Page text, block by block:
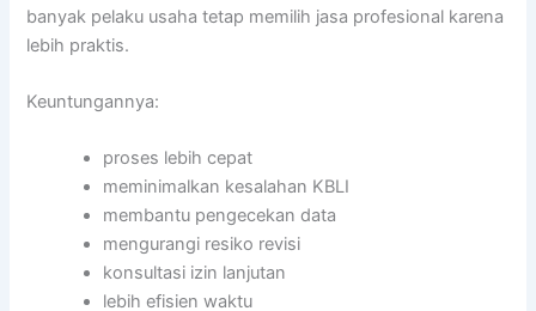
banyak pelaku usaha tetap memilih jasa profesional karena
lebih praktis.
Keuntungannya:
proses lebih cepat
meminimalkan kesalahan KBLI
membantu pengecekan data
mengurangi resiko revisi
konsultasi izin lanjutan
lebih efisien waktu